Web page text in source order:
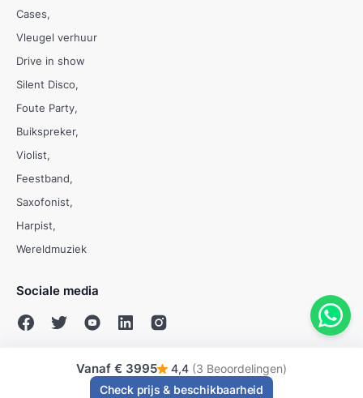
Vanaf € 3995 4,4 (3 Beoordelingen)
Check prijs & beschikbaarheid
Cases
Vleugel verhuur
Drive in show
Silent Disco
Foute Party
Buikspreker
Violist
Feestband
Saxofonist
Harpist
Wereldmuziek
Sociale media
© Evenses 2009 - 2026